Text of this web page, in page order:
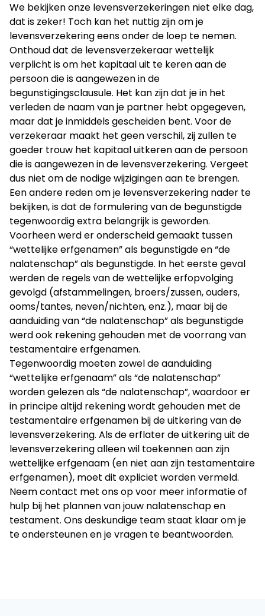
We bekijken onze levensverzekeringen niet elke dag,
dat is zeker! Toch kan het nuttig zijn om je
levensverzekering eens onder de loep te nemen.
Onthoud dat de levensverzekeraar wettelijk
verplicht is om het kapitaal uit te keren aan de
persoon die is aangewezen in de
begunstigingsclausule. Het kan zijn dat je in het
verleden de naam van je partner hebt opgegeven,
maar dat je inmiddels gescheiden bent. Voor de
verzekeraar maakt het geen verschil, zij zullen te
goeder trouw het kapitaal uitkeren aan de persoon
die is aangewezen in de levensverzekering. Vergeet
dus niet om de nodige wijzigingen aan te brengen.
Een andere reden om je levensverzekering nader te
bekijken, is dat de formulering van de begunstigde
tegenwoordig extra belangrijk is geworden.
Voorheen werd er onderscheid gemaakt tussen
“wettelijke erfgenamen” als begunstigde en “de
nalatenschap” als begunstigde. In het eerste geval
werden de regels van de wettelijke erfopvolging
gevolgd (afstammelingen, broers/zussen, ouders,
ooms/tantes, neven/nichten, enz.), maar bij de
aanduiding van “de nalatenschap” als begunstigde
werd ook rekening gehouden met de voorrang van
testamentaire erfgenamen.
Tegenwoordig moeten zowel de aanduiding
“wettelijke erfgenaam” als “de nalatenschap”
worden gelezen als “de nalatenschap”, waardoor er
in principe altijd rekening wordt gehouden met de
testamentaire erfgenamen bij de uitkering van de
levensverzekering. Als de erflater de uitkering uit de
levensverzekering alleen wil toekennen aan zijn
wettelijke erfgenaam (en niet aan zijn testamentaire
erfgenamen), moet dit expliciet worden vermeld.
Neem contact met ons op voor meer informatie of
hulp bij het plannen van jouw nalatenschap en
testament. Ons deskundige team staat klaar om je
te ondersteunen en je vragen te beantwoorden.